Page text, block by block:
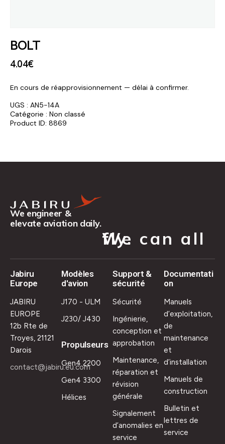
BOLT
4.04€
En cours de réapprovisionnement — délai à confirmer.
UGS : AN5-14A
Catégorie : Non classé
Product ID: 8869
We engineer &
elevate aviation daily.
We can all fly.
Jabiru
Europe
JABIRU
EUROPE
12b Rte de
Troyes, 21121
Darois
contact@jabiru.eu.com
Modèles
d'avion
J170 - ULM
J230/ J430
Propulseurs
Gen4 2200
Gen4 3300
Hélices
Support &
sécurité
Sécurité
Ingénierie,
conception et
approbation
Maintenance,
réparation et
révision
générale
Signalement
d’anomalies en
service
Documentati
on
Manuels
d’exploitation,
de
maintenance
et
d’installation
Manuels de
construction
Bulletin et
lettres de
service